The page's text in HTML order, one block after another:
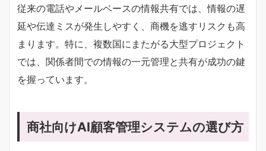
従来の電話やメールベースの情報共有では、情報の遅
延や伝達ミスが発生しやすく、商機を逃すリスクも高
まります。特に、複数国にまたがる大型プロジェクト
では、関係者間での情報の一元管理と共有が成功の鍵
を握っています。
商社向けAI顧客管理システムの選び方